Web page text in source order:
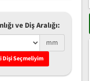
ve Diş Aralığı:
mm
Dişi Seçmeliyim